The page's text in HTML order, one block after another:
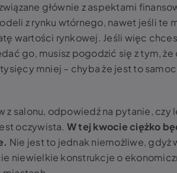
głównie z aspektami
z rynku wtórnego, nawet jeśli te
wartości rynkowej. Jeśli więc
go, musisz pogodzić się z tym, że
mniej – chyba że jest to
z salonu, odpowiedź na pytanie, czy
oczywista. W tej kwocie ciężko
Nie jest to jednak niemożliwe, gdyż
niewielkie konstrukcje o